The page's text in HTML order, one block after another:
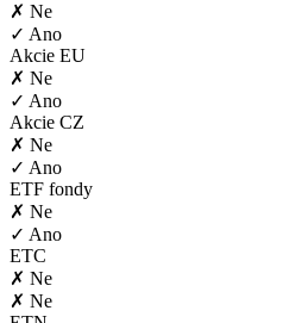
✗ Ne
✓ Ano
Akcie EU
✗ Ne
✓ Ano
Akcie CZ
✗ Ne
✓ Ano
ETF fondy
✗ Ne
✓ Ano
ETC
✗ Ne
✗ Ne